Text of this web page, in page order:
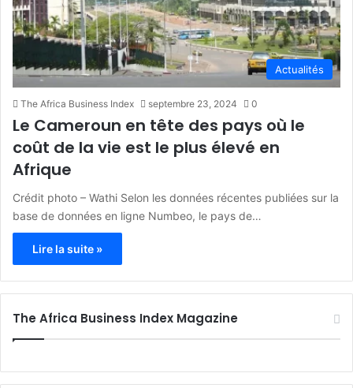
Actualités
The Africa Business Index septembre 23, 2024 0
Le Cameroun en tête des pays où le
coût de la vie est le plus élevé en
Afrique
Crédit photo – Wathi Selon les données récentes publiées sur la
base de données en ligne Numbeo, le pays de…
Lire la suite »
The Africa Business Index Magazine